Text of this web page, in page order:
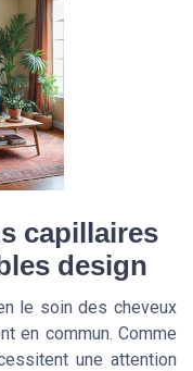
capillaires
design
le soin des cheveux
en commun. Comme
une attention